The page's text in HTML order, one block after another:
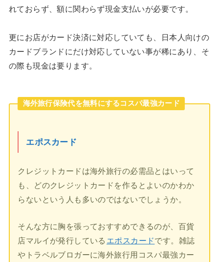
れておらず、額に関わらず現金支払いが必要です。
更にお店がカード決済に対応していても、日本人向けの
カードブランドにだけ対応していない事が稀にあり、そ
の際も現金は要ります。
海外旅行保険代を無料にするコスパ最強カード
エポスカード
クレジットカードは海外旅行の必需品とはいって
も、どのクレジットカードを作るとよいのかわか
らないという人も多いのではないでしょうか。
そんな方に胸を張っておすすめできるのが、百貨
店マルイが発行している エポスカードです。雑誌
やトラベルブロガーに海外旅行用コスパ最強カー